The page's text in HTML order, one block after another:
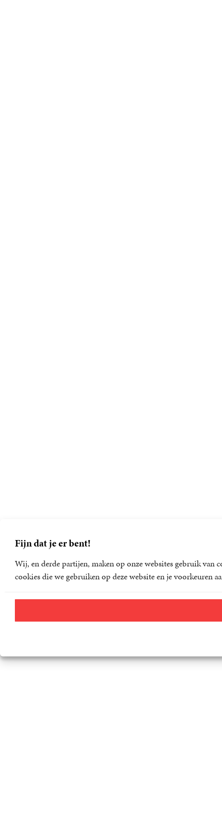
Fijn dat je er bent!
Wij, en derde partijen, maken op onze websites gebruik van
cookies die we gebruiken op deze website en je voorkeuren